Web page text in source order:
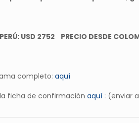
USD 2752 PRECIO DESDE
completo:aquí
ficha de confirmaciónaquí : (enviar